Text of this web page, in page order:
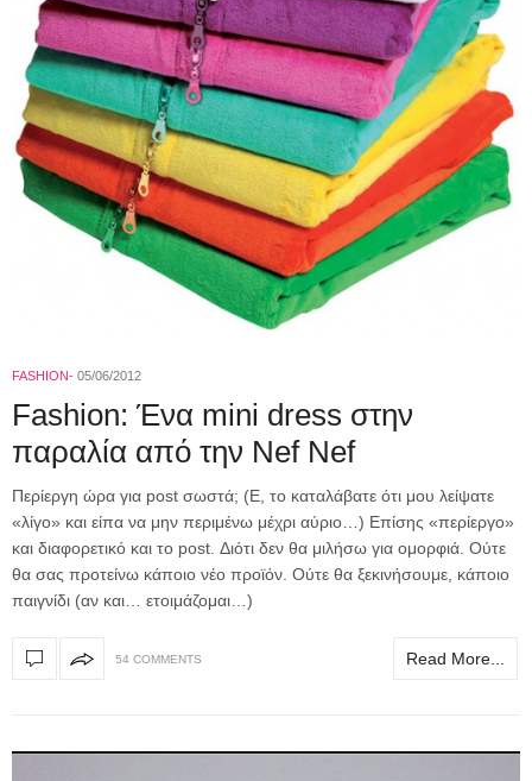
FASHION 05/06/2012
Fashion: Ένα mini dress στην
παραλία από την Nef Nef
Περίεργη ώρα για post σωστά; (Ε, το καταλάβατε ότι μου λείψατε
«λίγο» και είπα να μην περιμένω μέχρι αύριο…) Επίσης «περίεργο»
και διαφορετικό και το post. Διότι δεν θα μιλήσω για ομορφιά. Ούτε
θα σας προτείνω κάποιο νέο προϊόν. Ούτε θα ξεκινήσουμε, κάποιο
παιγνίδι (αν και… ετοιμάζομαι…)
54 COMMENTS Read More...